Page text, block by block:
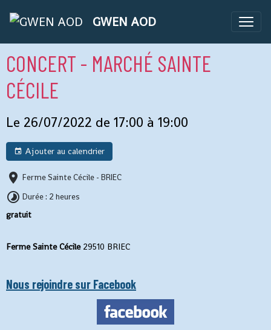
GWEN AOD
CONCERT - MARCHÉ SAINTE
CÉCILE
Le 26/07/2022 de 17:00 à 19:00
Ajouter au calendrier
Ferme Sainte Cécile - BRIEC
Durée : 2 heures
gratuit
Ferme Sainte Cécile29510 BRIEC
Nous rejoindre sur Facebook